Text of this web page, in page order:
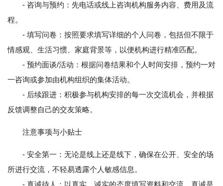
- 咨询与预约：先电话或线上咨询机构服务内容、费用及流
程。
- 填写问卷：按照要求填写详细的个人问卷，包括但不限于
情感观、生活习惯、家庭背景等，以便机构进行精准匹配。
- 预约面谈/活动：根据问卷结果和个人时间安排，预约一对
一咨询或参加由机构组织的集体活动。
- 后续跟进：积极参与机构安排的每一次交流机会，并根据
反馈调整自己的交友策略。
注意事项与小贴士
- 安全第一：无论是线上还是线下，确保在公开、安全的场
所进行交流，不轻易透露个人敏感信息。
- 真诚待人：以真实、诚实的态度填写资料和交流，真诚是